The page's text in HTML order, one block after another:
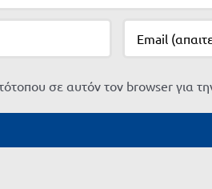
σε αυτόν τον browser για